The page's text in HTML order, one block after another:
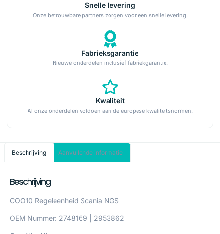
Snelle levering
Onze betrouwbare partners zorgen voor een snelle levering.
Fabrieksgarantie
Nieuwe onderdelen inclusief fabriekgarantie.
Kwaliteit
Al onze onderdelen voldoen aan de europese kwaliteitsnormen.
Beschrijving Aanvullende informatie
Beschrijving
COO10 Regeleenheid Scania NGS
OEM Nummer: 2748169 | 2953862